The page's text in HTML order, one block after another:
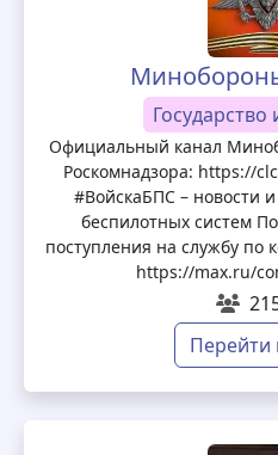
Официальный канал
Роскомнадзора: https://
#ВойскаБПС – новости
беспилотных систем
поступления на службу по
https://max.ru/
Перейти